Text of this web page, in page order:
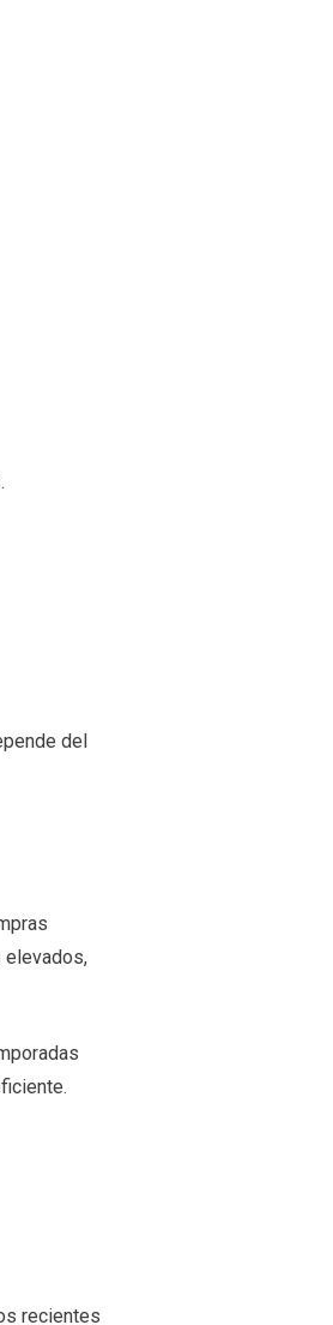
del
elevados,
recientes